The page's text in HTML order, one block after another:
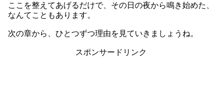
ここを整えてあげるだけで、その日の夜から鳴き始めた、
なんてこともあります。
次の章から、ひとつずつ理由を見ていきましょうね。
スポンサードリンク